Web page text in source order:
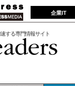
企業IT
する専門情報サイト